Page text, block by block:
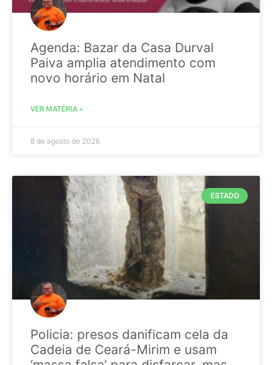
Agenda: Bazar da Casa Durval
Paiva amplia atendimento com
novo horário em Natal
VER MATÉRIA »
8 de agosto de 2026
ESTADO
Policia: presos danificam cela da
Cadeia de Ceará-Mirim e usam